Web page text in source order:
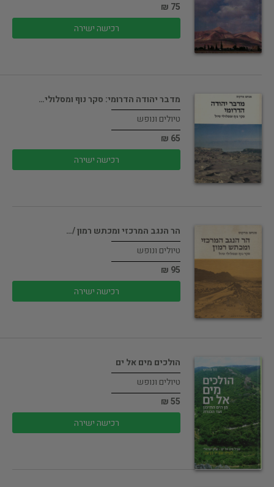
75 ₪
רכישה ישירה
מדבר יהודה הדרומי: סקר נוף ומסלולי…
טיולים ונופש
65 ₪
רכישה ישירה
הר הנגב המרכזי ומכתש רמון /…
טיולים ונופש
95 ₪
רכישה ישירה
הולכים מים אל ים
טיולים ונופש
55 ₪
רכישה ישירה